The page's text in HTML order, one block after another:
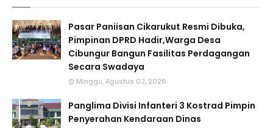
Pasar Paniisan Cikarukut Resmi Dibuka,
Pimpinan DPRD Hadir,Warga Desa
Cibungur Bangun Fasilitas Perdagangan
Secara Swadaya
Minggu, Agustus 02, 2026
Panglima Divisi Infanteri 3 Kostrad Pimpin
Penyerahan Kendaraan Dinas